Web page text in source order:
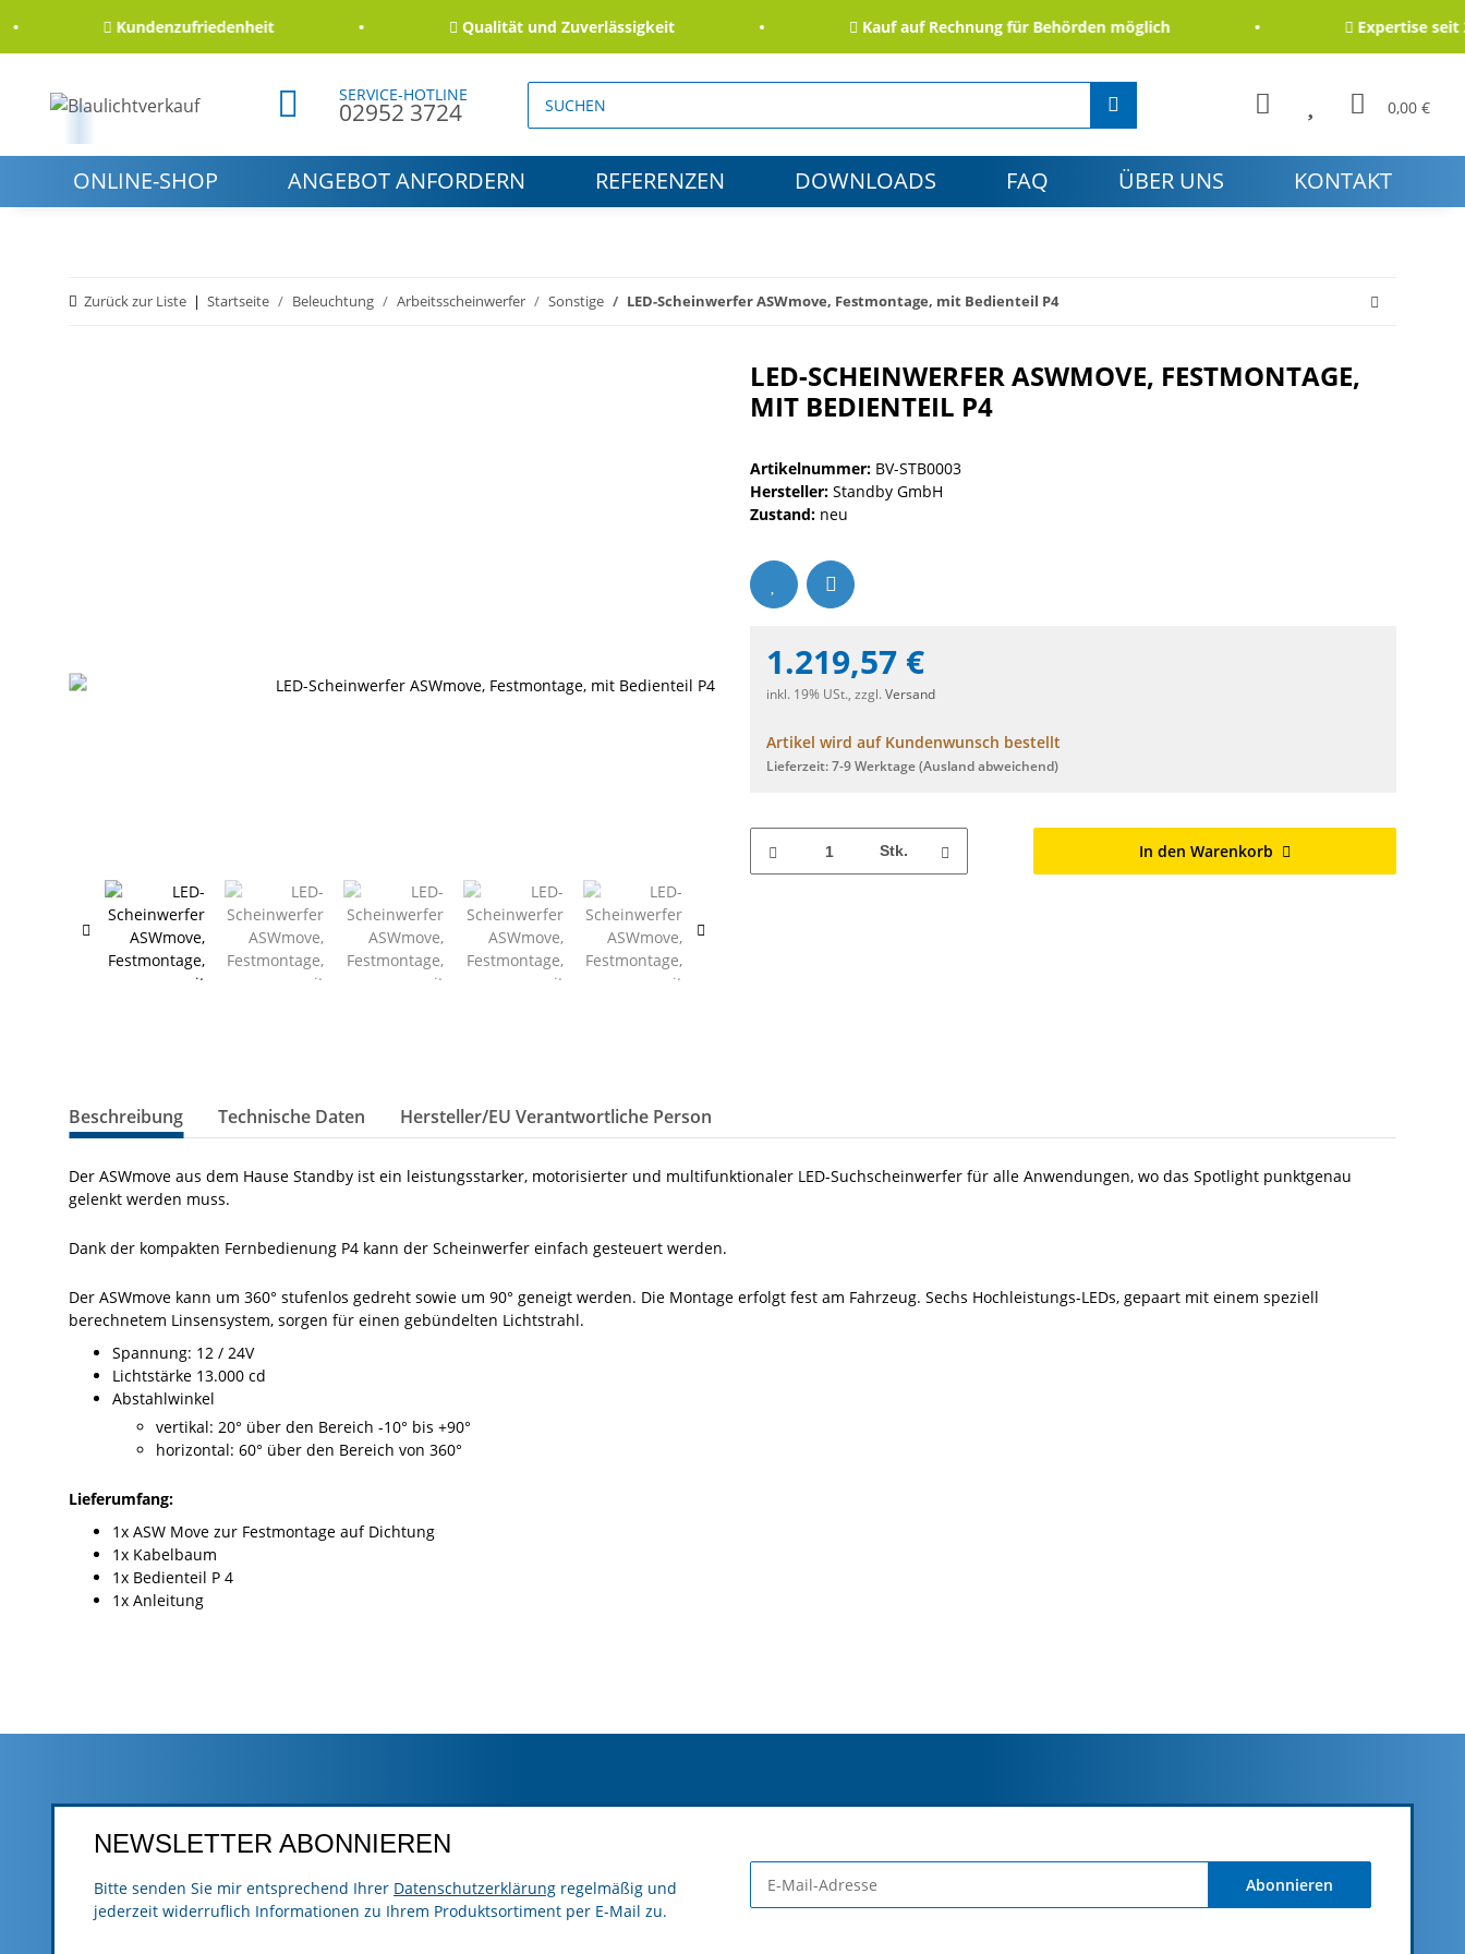
Kundenzufriedenheit Qualität und Zuverlässigkeit Kauf auf Rechnung für Behörden möglich Expertise seit
SERVICE-HOTLINE
02952 3724 0,00 €
ONLINE-SHOP ANGEBOT ANFORDERN REFERENZEN DOWNLOADS FAQ ÜBER UNS KONTAKT
Zurück zur Liste Startseite Beleuchtung Arbeitsscheinwerfer Sonstige LED-Scheinwerfer ASWmove, Festmontage, mit Bedienteil P4
LED-SCHEINWERFER ASWMOVE, FESTMONTAGE,
MIT BEDIENTEIL P4
Artikelnummer: BV-STB0003
Hersteller: Standby GmbH
Zustand: neu
1.219,57 €
inkl. 19% USt., zzgl. Versand
Artikel wird auf Kundenwunsch bestellt
Lieferzeit:7-9 Werktage(Ausland abweichend)
Stk. In den Warenkorb
Beschreibung Technische Daten Hersteller/EU Verantwortliche Person
Der ASWmove aus dem Hause Standby ist ein leistungsstarker, motorisierter und multifunktionaler LED-Suchscheinwerfer für alle Anwendungen, wo das Spotlight punktgenau
gelenkt werden muss.
Dank der kompakten Fernbedienung P4 kann der Scheinwerfer einfach gesteuert werden.
Der ASWmove kann um 360° stufenlos gedreht sowie um 90° geneigt werden. Die Montage erfolgt fest am Fahrzeug. Sechs Hochleistungs-LEDs, gepaart mit einem speziell
berechnetem Linsensystem, sorgen für einen gebündelten Lichtstrahl.
Spannung: 12 / 24V
Lichtstärke 13.000 cd
Abstahlwinkel
vertikal: 20° über den Bereich -10° bis +90°
horizontal: 60° über den Bereich von 360°
Lieferumfang:
1x ASW Move zur Festmontage auf Dichtung
1x Kabelbaum
1x Bedienteil P 4
1x Anleitung
NEWSLETTER ABONNIEREN
Bitte senden Sie mir entsprechend Ihrer Datenschutzerklärung regelmäßig und
jederzeit widerruflich Informationen zu Ihrem Produktsortiment per E-Mail zu.
Abonnieren